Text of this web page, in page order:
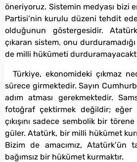
öneriyoruz. Sistemin medyası bizi
Partisi’nin kurulu düzeni tehdit
olduğunun göstergesidir.
çıkaran sistem, onu
de milli hükümeti
Türkiye, ekonomideki çıkmaz
sürece girmektedir. Sayın
adım atması gerekmektedir.
fotoğraf çektirmek değildir; eğer
çıkışını sadece sembolik bir
güler. Atatürk, bir milli hükümet
Bizim de amacımız, Atatürk’ün
bağımsız bir hükümet kurmaktır.